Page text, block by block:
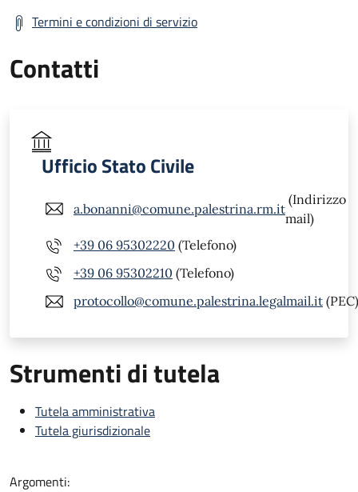
Termini e condizioni di servizio
Contatti
Ufficio Stato Civile
a.bonanni@comune.palestrina.rm.it
(Indirizzo
mail)
+39 06 95302220 (Telefono)
+39 06 95302210 (Telefono)
protocollo@comune.palestrina.legalmail.it (PEC)
Strumenti di tutela
Tutela amministrativa
Tutela giurisdizionale
Argomenti: